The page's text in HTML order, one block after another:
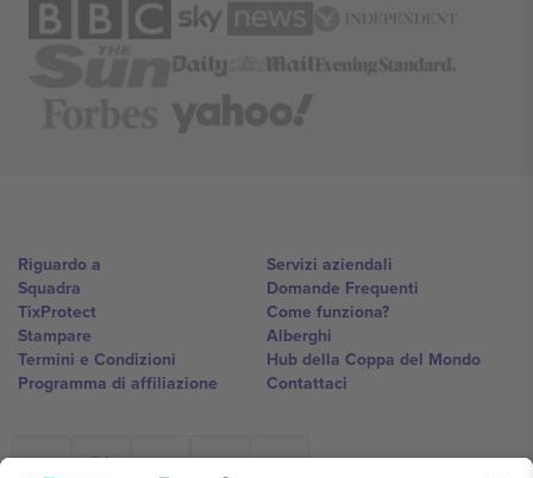
Riguardo a
Squadra
TixProtect
Stampare
Termini e Condizioni
Programma di affiliazione
Servizi aziendali
Domande Frequenti
Come funziona?
Alberghi
Hub della Coppa del Mondo
Contattaci